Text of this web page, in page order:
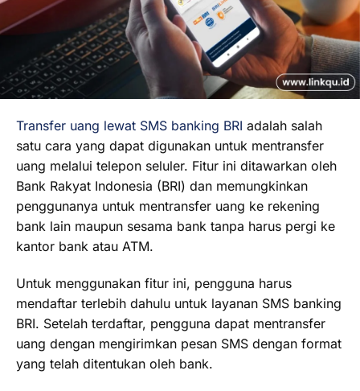
Transfer uang lewat SMS banking BRI adalah salah
satu cara yang dapat digunakan untuk mentransfer
uang melalui telepon seluler. Fitur ini ditawarkan oleh
Bank Rakyat Indonesia (BRI) dan memungkinkan
penggunanya untuk mentransfer uang ke rekening
bank lain maupun sesama bank tanpa harus pergi ke
kantor bank atau ATM.
Untuk menggunakan fitur ini, pengguna harus
mendaftar terlebih dahulu untuk layanan SMS banking
BRI. Setelah terdaftar, pengguna dapat mentransfer
uang dengan mengirimkan pesan SMS dengan format
yang telah ditentukan oleh bank.